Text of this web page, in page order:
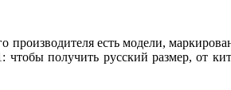
производителя есть модели,
получить русский размер, от